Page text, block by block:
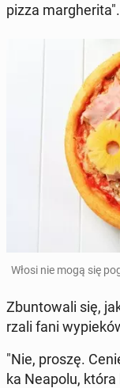
pizza mar­ghe­ri­ta".
Włosi nie mogą się
Zbun­to­wa­li się,
rza­li fani
"Nie, proszę.
ka Neapolu,